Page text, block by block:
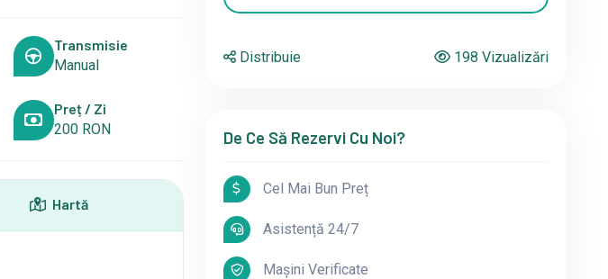
Transmisie
Manual
Preț / Zi
200 RON
Hartă
Distribuie 198 Vizualizări
De Ce Să Rezervi Cu Noi?
Cel Mai Bun Preț
Asistență 24/7
Mașini Verificate